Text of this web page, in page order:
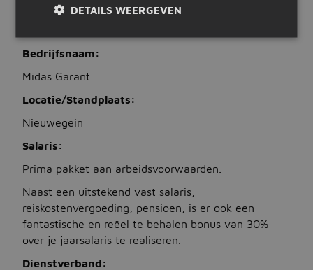
bedrijf!
Bedrijfsnaam:
Midas Garant
Locatie/Standplaats:
Nieuwegein
Salaris:
Prima pakket aan arbeidsvoorwaarden.
Naast een uitstekend vast salaris,
reiskostenvergoeding, pensioen, is er ook een
fantastische en reëel te behalen bonus van 30%
over je jaarsalaris te realiseren.
Dienstverband:
Vacatures
Vacatures zoeken
Vacatures per locatie
Vacatures per beroepsgroep
Vacatures per dienstverband
Jobbird
Kies een andere regio
DETAILS WEERGEVEN